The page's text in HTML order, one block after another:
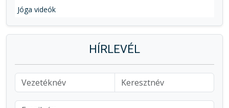
Jóga videók
HÍRLEVÉL